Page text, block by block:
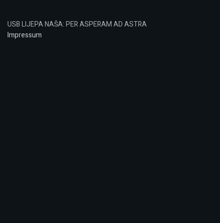
USB LIJEPA NAŠA: PER ASPERAM AD ASTRA
Impressum